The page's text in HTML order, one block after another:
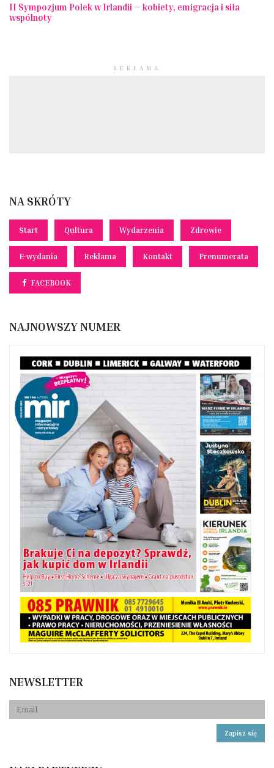
II Sympozjum Polek w Irlandii — kobiety, emigracja i siła
wspólnoty
REKLAMA
NA SKRÓTY
Start Qultura Wydarzenia Zdrowie
E-wydania Reklama Kontakt Prenumerata
FACEBOOK
NAJNOWSZY NUMER
NEWSLETTER
Zapisz się